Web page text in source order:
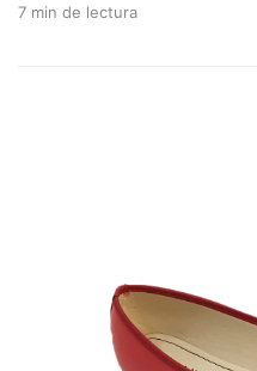
7 min de lectura